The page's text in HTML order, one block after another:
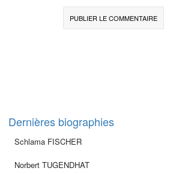
Dernières biographies
Schlama FISCHER
Norbert TUGENDHAT